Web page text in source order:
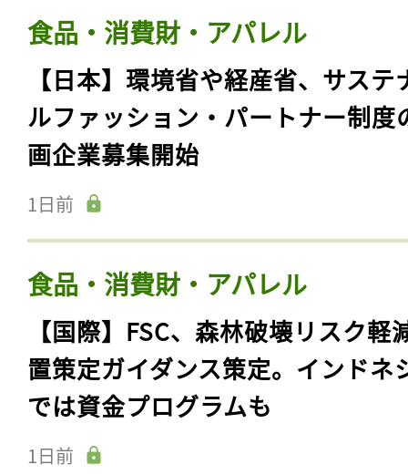
食品・消費財・アパレル
【日本】環境省や経産省、サステ
ルファッション・パートナー制度
画企業募集開始
1日前
食品・消費財・アパレル
【国際】FSC、森林破壊リスク軽
置策定ガイダンス策定。インドネ
では資金プログラムも
1日前